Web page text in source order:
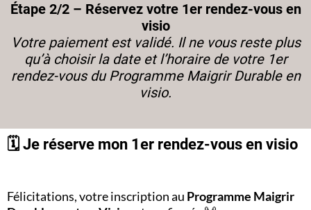
Étape 2/2 – Réservez votre 1er rendez-vous en
visio
Votre paiement est validé. Il ne vous reste plus
qu’à choisir la date et l’horaire de votre 1er
rendez-vous du Programme Maigrir Durable en
visio.
🗓 Je réserve mon 1er rendez-vous en visio
Félicitations, votre inscription au Programme Maigrir